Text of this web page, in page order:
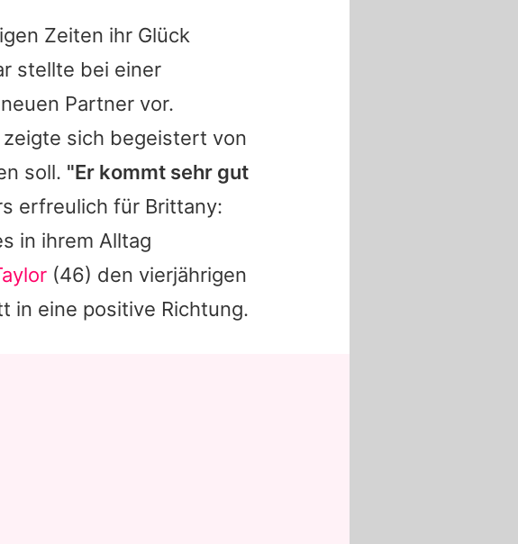
Zeiten ihr Glück
stellte bei einer
Partner vor.
sich begeistert von
soll. "Er kommt sehr gut
erfreulich für Brittany:
in ihrem Alltag
(46) den vierjährigen
in eine positive Richtung.